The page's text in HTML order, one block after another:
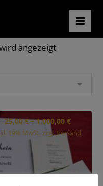
angezeigt
25,00€–1.000,00€
19% MwSt. zzgl. Versand